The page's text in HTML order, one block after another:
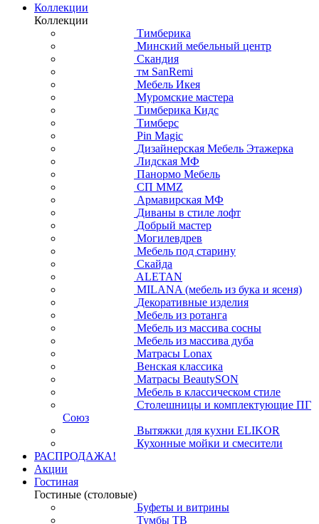
Коллекции
Коллекции
Тимберика
Минский мебельный центр
Скандия
тм SanRemi
Мебель Икея
Муромские мастера
Тимберика Кидс
Тимберс
Pin Magic
Дизайнерская Мебель Этажерка
Лидская МФ
Панормо Мебель
СП ММZ
Армавирская МФ
Диваны в стиле лофт
Добрый мастер
Могилевдрев
Мебель под старину
Скайда
ALETAN
MILANA (мебель из бука и ясеня)
Декоративные изделия
Мебель из ротанга
Мебель из массива сосны
Мебель из массива дуба
Матрасы Lonax
Венская классика
Матрасы BeautySON
Мебель в классическом стиле
Столешницы и комплектующие ПГ
Союз
Вытяжки для кухни ELIKOR
Кухонные мойки и смесители
РАСПРОДАЖА!
Акции
Гостиная
Гостиные (столовые)
Буфеты и витрины
Тумбы ТВ